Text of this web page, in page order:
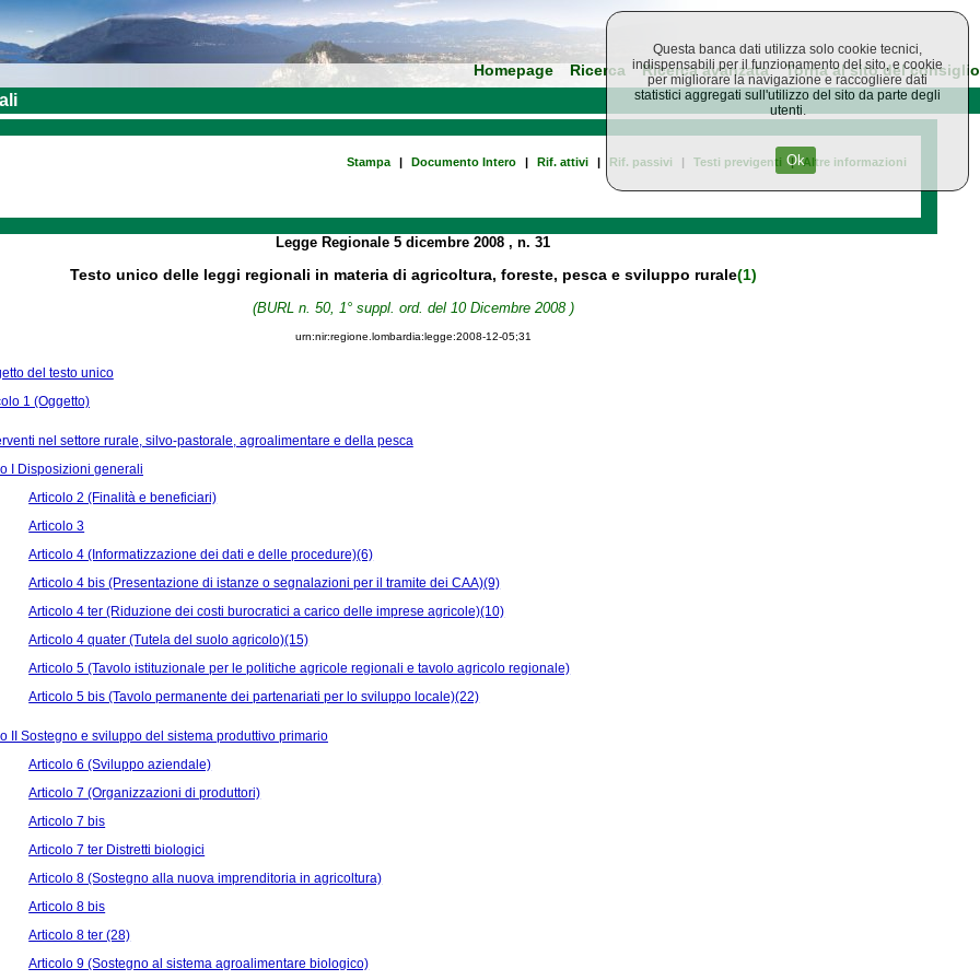
Homepage Ricerca Ricerca avanzata Torna al sito del consiglio
Stampa | Documento Intero | Rif. attivi | Rif. passivi | Testi previgenti | Altre informazioni
Legge Regionale5 dicembre 2008, n. 31
Testo unico delle leggi regionali in materia di agricoltura, foreste, pesca e sviluppo rurale(1)
(BURL n. 50, 1° suppl. ord. del 10 Dicembre 2008 )
urn:nir:regione.lombardia:legge:2008-12-05;31
del testo unico
1 (Oggetto)
nel settore rurale, silvo-pastorale, agroalimentare e della pesca
I Disposizioni generali
Articolo 2 (Finalità e beneficiari)
Articolo 3
Articolo 4 (Informatizzazione dei dati e delle procedure)(6)
Articolo 4 bis (Presentazione di istanze o segnalazioni per il tramite dei CAA)(9)
Articolo 4 ter (Riduzione dei costi burocratici a carico delle imprese agricole)(10)
Articolo 4 quater (Tutela del suolo agricolo)(15)
Articolo 5 (Tavolo istituzionale per le politiche agricole regionali e tavolo agricolo regionale)
Articolo 5 bis (Tavolo permanente dei partenariati per lo sviluppo locale)(22)
II Sostegno e sviluppo del sistema produttivo primario
Articolo 6 (Sviluppo aziendale)
Articolo 7 (Organizzazioni di produttori)
Articolo 7 bis
Articolo 7 ter Distretti biologici
Articolo 8 (Sostegno alla nuova imprenditoria in agricoltura)
Articolo 8 bis
Articolo 8 ter (28)
Articolo 9 (Sostegno al sistema agroalimentare biologico)
Questa banca dati utilizza solo cookie tecnici,
indispensabili per il funzionamento del sito, e cookie
per migliorare la navigazione e raccogliere dati
statistici aggregati sull'utilizzo del sito da parte degli
utenti.
Ok